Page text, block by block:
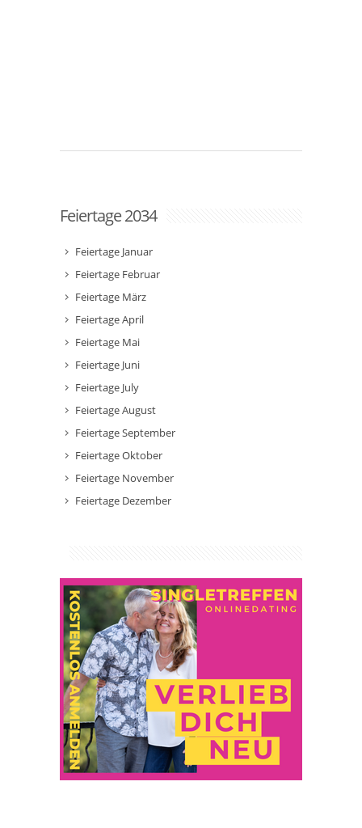
Feiertage 2034
Feiertage Januar
Feiertage Februar
Feiertage März
Feiertage April
Feiertage Mai
Feiertage Juni
Feiertage July
Feiertage August
Feiertage September
Feiertage Oktober
Feiertage November
Feiertage Dezember